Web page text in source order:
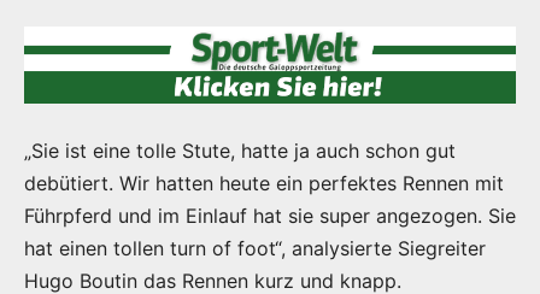
„Sie ist eine tolle Stute, hatte ja auch schon gut
debütiert. Wir hatten heute ein perfektes Rennen mit
Führpferd und im Einlauf hat sie super angezogen. Sie
hat einen tollen turn of foot“, analysierte Siegreiter
Hugo Boutin das Rennen kurz und knapp.